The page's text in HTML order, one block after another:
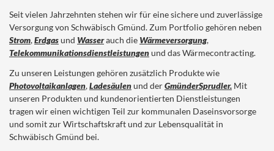
Seit vielen Jahrzehnten stehen wir für eine sichere und zuverlässige
Versorgung von Schwäbisch Gmünd. Zum Portfolio gehören neben
Strom,Erdgasund Wasserauch die Wärmeversorgung,
Telekommunikationsdienstleistungenund das Wärmecontracting.
Zu unseren Leistungen gehören zusätzlich Produkte wie
Photovoltaikanlagen,Ladesäulenund derGmünderSprudler. Mit
unseren Produkten und kundenorientierten Dienstleistungen
tragen wir einen wichtigen Teil zur kommunalen Daseinsvorsorge
und somit zur Wirtschaftskraft und zur Lebensqualität in
Schwäbisch Gmünd bei.